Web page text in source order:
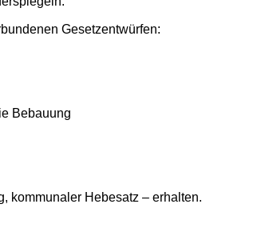
Gesetzentwürfen:
Bebauung
kommunaler Hebesatz – erhalten.